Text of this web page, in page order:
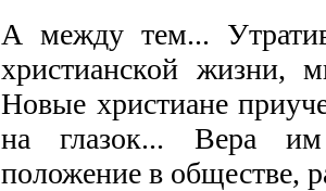
А между тем...
христианской жизни,
Новые христиане
на глазок... Вера им
положение в обществе,